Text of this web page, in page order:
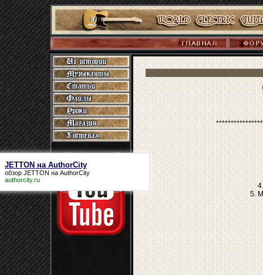
JETTON на AuthorCity
обзор JETTON на AuthorCity
authorcity.ru
5.